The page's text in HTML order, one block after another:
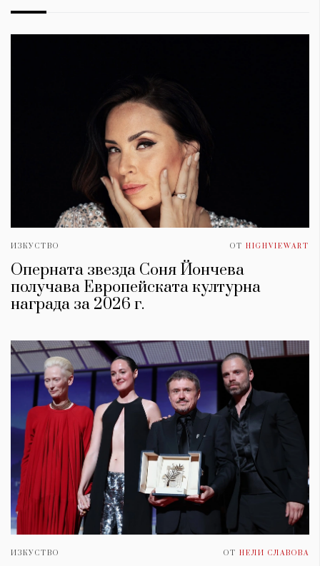
ИЗКУСТВО ОТ HIGHVIEWART
Оперната звезда Соня Йончева
получава Европейската културна
награда за 2026 г.
ИЗКУСТВО ОТ НЕЛИ СЛАВОВА